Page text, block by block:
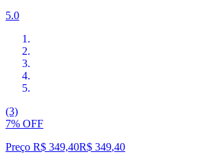
5.0
(3)
7% OFF
Preço R$ 349,40R$ 349,40